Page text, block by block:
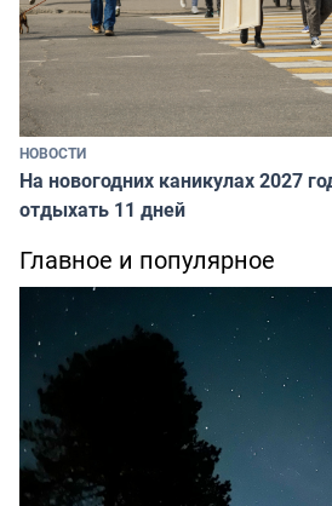
НОВОСТИ
На новогодних каникулах 2027
отдыхать 11 дней
Главное и популярное